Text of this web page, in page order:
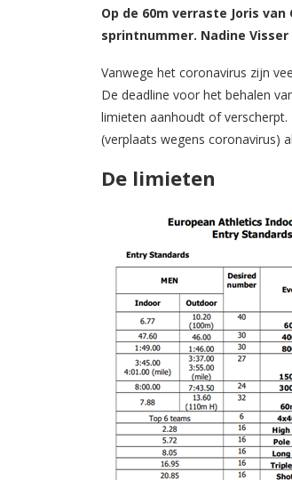
Op de 60m verraste Joris
sprintnummer. Nadine
Vanwege het coronavirus zijn
De deadline voor het behalen
limieten aanhoudt of
(verplaats wegens coronavirus)
De limieten